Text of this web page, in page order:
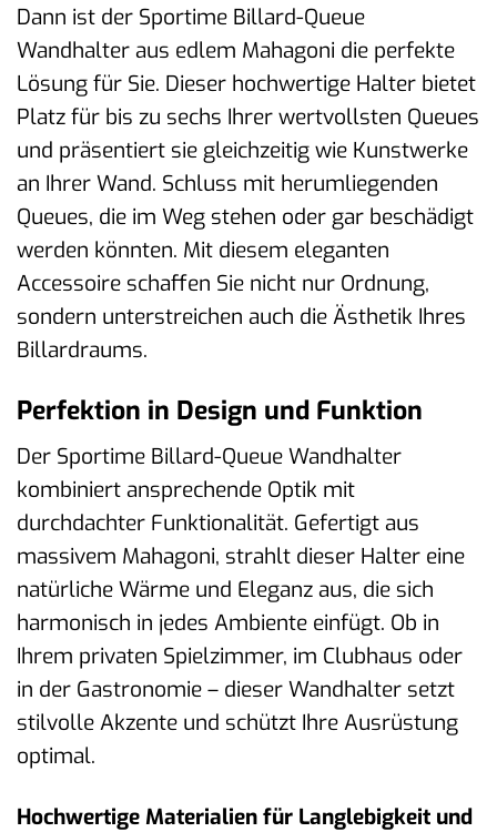
Dann ist der Sportime Billard-Queue
Wandhalter aus edlem Mahagoni die perfekte
Lösung für Sie. Dieser hochwertige Halter bietet
Platz für bis zu sechs Ihrer wertvollsten Queues
und präsentiert sie gleichzeitig wie Kunstwerke
an Ihrer Wand. Schluss mit herumliegenden
Queues, die im Weg stehen oder gar beschädigt
werden könnten. Mit diesem eleganten
Accessoire schaffen Sie nicht nur Ordnung,
sondern unterstreichen auch die Ästhetik Ihres
Billardraums.
Perfektion in Design und Funktion
Der Sportime Billard-Queue Wandhalter
kombiniert ansprechende Optik mit
durchdachter Funktionalität. Gefertigt aus
massivem Mahagoni, strahlt dieser Halter eine
natürliche Wärme und Eleganz aus, die sich
harmonisch in jedes Ambiente einfügt. Ob in
Ihrem privaten Spielzimmer, im Clubhaus oder
in der Gastronomie – dieser Wandhalter setzt
stilvolle Akzente und schützt Ihre Ausrüstung
optimal.
Hochwertige Materialien für Langlebigkeit und